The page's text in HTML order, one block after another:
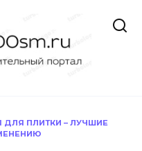
ДЛЯ ПЛИТКИ – ЛУЧШИЕ